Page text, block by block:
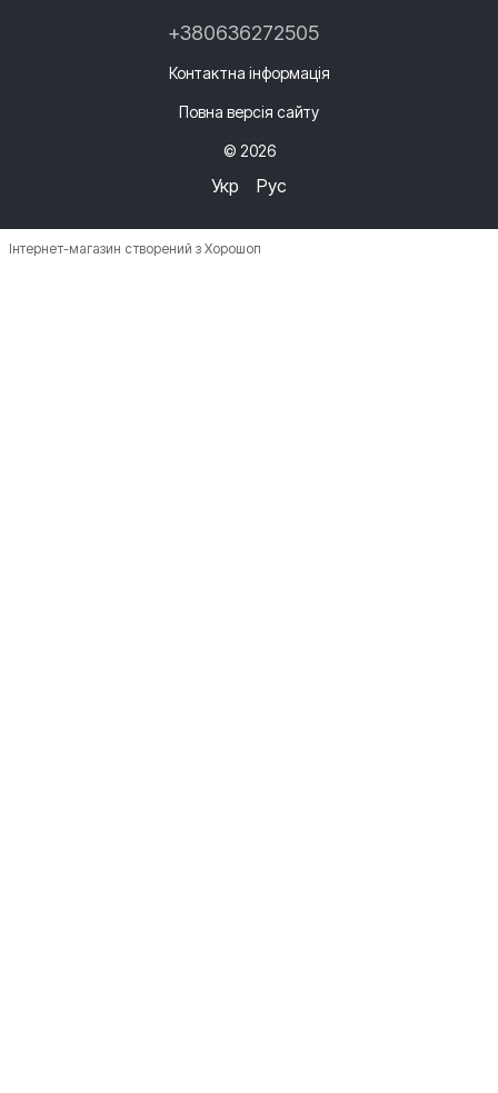
+380636272505
Контактна інформація
Повна версія сайту
© 2026
Укр Рус
Інтернет-магазин створений з Хорошоп